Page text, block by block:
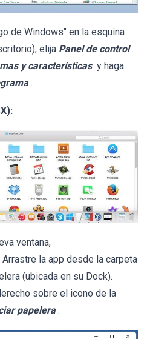
de Windows" en la esquina
elija Panel de control .
y características y haga
.
ventana,
Arrastre la app desde la carpeta
(ubicada en su Dock).
sobre el icono de la
papelera .